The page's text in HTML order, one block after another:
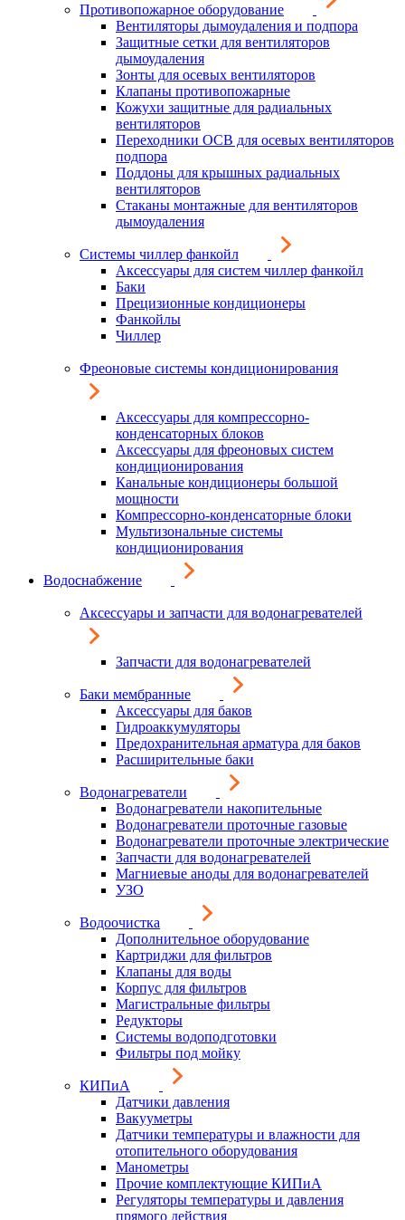
Противопожарное оборудование
Вентиляторы дымоудаления и подпора
Защитные сетки для вентиляторов
дымоудаления
Зонты для осевых вентиляторов
Клапаны противопожарные
Кожухи защитные для радиальных
вентиляторов
Переходники ОСВ для осевых вентиляторов
подпора
Поддоны для крышных радиальных
вентиляторов
Стаканы монтажные для вентиляторов
дымоудаления
Системы чиллер фанкойл
Аксессуары для систем чиллер фанкойл
Баки
Прецизионные кондиционеры
Фанкойлы
Чиллер
Фреоновые системы кондиционирования
Аксессуары для компрессорно-
конденсаторных блоков
Аксессуары для фреоновых систем
кондиционирования
Канальные кондиционеры большой
мощности
Компрессорно-конденсаторные блоки
Мультизональные системы
кондиционирования
Водоснабжение
Аксессуары и запчасти для водонагревателей
Запчасти для водонагревателей
Баки мембранные
Аксессуары для баков
Гидроаккумуляторы
Предохранительная арматура для баков
Расширительные баки
Водонагреватели
Водонагреватели накопительные
Водонагреватели проточные газовые
Водонагреватели проточные электрические
Запчасти для водонагревателей
Магниевые аноды для водонагревателей
УЗО
Водоочистка
Дополнительное оборудование
Картриджи для фильтров
Клапаны для воды
Корпус для фильтров
Магистральные фильтры
Редукторы
Системы водоподготовки
Фильтры под мойку
КИПиА
Датчики давления
Вакууметры
Датчики температуры и влажности для
отопительного оборудования
Манометры
Прочие комплектующие КИПиА
Регуляторы температуры и давления
прямого действия